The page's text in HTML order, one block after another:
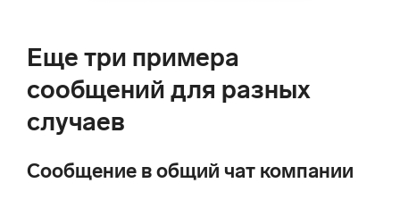
Еще три примера
сообщений для разных
случаев
Сообщение в общий чат компании